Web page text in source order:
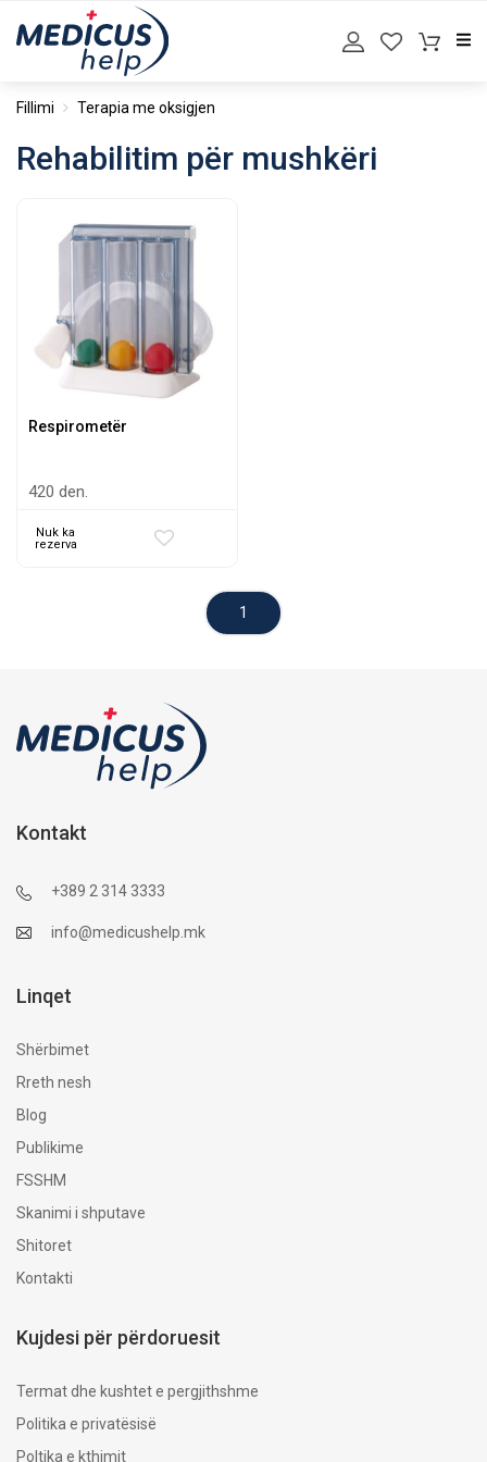
Fillimi Terapia me oksigjen
Rehabilitim për mushkëri
Respirometër
420 den.
Nuk ka
rezerva
1
Kontakt
+389 2 314 3333
info@medicushelp.mk
Linqet
Shërbimet
Rreth nesh
Blog
Publikime
FSSHM
Skanimi i shputave
Shitoret
Kontakti
Kujdesi për përdoruesit
​Termat dhe kushtet e pergjithshme
Politika e privatësisë
Poltika e kthimit